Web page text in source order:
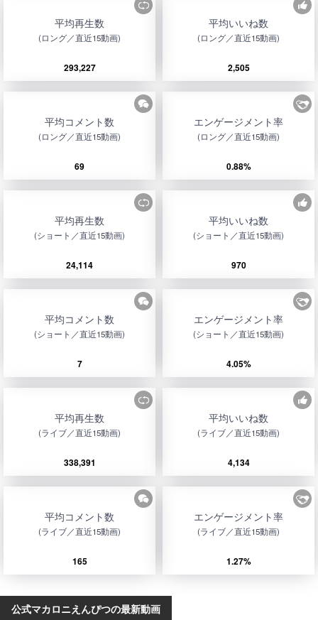
平均再生数
(ロング／直近15動画)
293,227
平均いいね数
(ロング／直近15動画)
2,505
平均コメント数
(ロング／直近15動画)
69
エンゲージメント率
(ロング／直近15動画)
0.88%
平均再生数
(ショート／直近15動画)
24,114
平均いいね数
(ショート／直近15動画)
970
平均コメント数
(ショート／直近15動画)
7
エンゲージメント率
(ショート／直近15動画)
4.05%
平均再生数
(ライブ／直近15動画)
338,391
平均いいね数
(ライブ／直近15動画)
4,134
平均コメント数
(ライブ／直近15動画)
165
エンゲージメント率
(ライブ／直近15動画)
1.27%
公式マカロニえんぴつの最新動画